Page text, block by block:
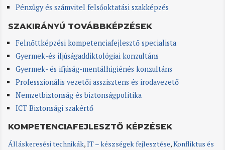
Pénzügy és számvitel felsőoktatási szakképzés
SZAKIRÁNYÚ TOVÁBBKÉPZÉSEK
Felnőttképzési kompetenciafejlesztő specialista
Gyermek-és ifjúságaddiktológiai konzultáns
Gyermek- és ifjúság-mentálhigiénés konzultáns
Professzionális vezetői asszisztens és irodavezető
Nemzetbiztonság és biztonságpolitika
ICT Biztonsági szakértő
KOMPETENCIAFEJLESZTŐ KÉPZÉSEK
Álláskeresési technikák,IT – készségek fejlesztése,Konfliktus és